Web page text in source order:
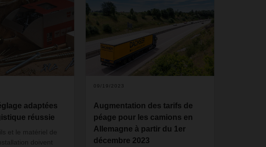
adaptées
réussie
et le matériel de
doivent
09/19/2023
Augmentation des tarifs de
péage pour les camions en
Allemagne à partir du 1er
décembre 2023